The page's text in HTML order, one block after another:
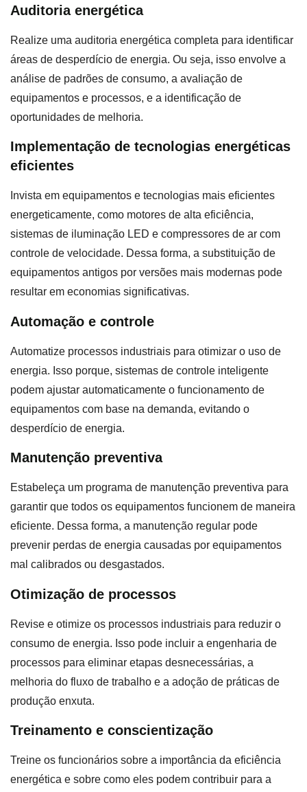
Auditoria energética
Realize uma auditoria energética completa para identificar
áreas de desperdício de energia. Ou seja, isso envolve a
análise de padrões de consumo, a avaliação de
equipamentos e processos, e a identificação de
oportunidades de melhoria.
Implementação de tecnologias energéticas
eficientes
Invista em equipamentos e tecnologias mais eficientes
energeticamente, como motores de alta eficiência,
sistemas de iluminação LED e compressores de ar com
controle de velocidade. Dessa forma, a substituição de
equipamentos antigos por versões mais modernas pode
resultar em economias significativas.
Automação e controle
Automatize processos industriais para otimizar o uso de
energia. Isso porque, sistemas de controle inteligente
podem ajustar automaticamente o funcionamento de
equipamentos com base na demanda, evitando o
desperdício de energia.
Manutenção preventiva
Estabeleça um programa de manutenção preventiva para
garantir que todos os equipamentos funcionem de maneira
eficiente. Dessa forma, a manutenção regular pode
prevenir perdas de energia causadas por equipamentos
mal calibrados ou desgastados.
Otimização de processos
Revise e otimize os processos industriais para reduzir o
consumo de energia. Isso pode incluir a engenharia de
processos para eliminar etapas desnecessárias, a
melhoria do fluxo de trabalho e a adoção de práticas de
produção enxuta.
Treinamento e conscientização
Treine os funcionários sobre a importância da eficiência
energética e sobre como eles podem contribuir para a